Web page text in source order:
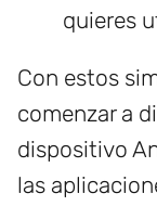
quieres
Con estos
comenzar a
dispositivo
las